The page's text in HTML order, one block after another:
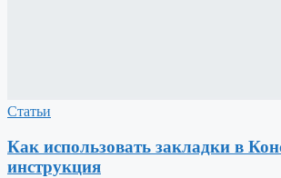
Статьи
Как использовать закладки в
инструкция